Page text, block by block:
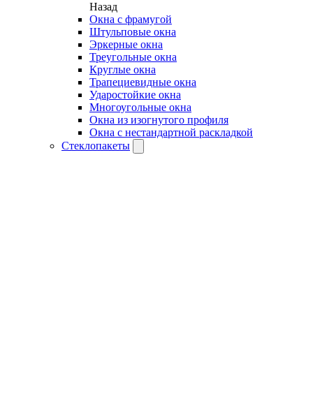
Назад
Окна с фрамугой
Штульповые окна
Эркерные окна
Треугольные окна
Круглые окна
Трапециевидные окна
Ударостойкие окна
Многоугольные окна
Окна из изогнутого профиля
Окна с нестандартной раскладкой
Стеклопакеты